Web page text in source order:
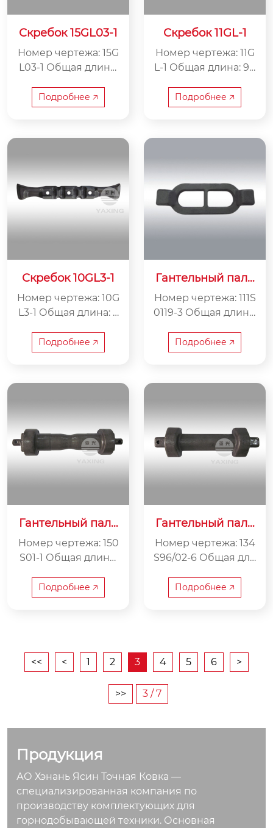
Скребок 15GL03-1
Номер чертежа: 15G
L03-1 Общая длина:
ширина: 120 мм Вес:
17 кг
Подробнее 🡥
Скребок 11GL-1
Номер чертежа: 11G
L-1 Общая длина: 98
ирина: 220 мм Вес:
45 кг
Подробнее 🡥
Скребок 10GL3-1
Номер чертежа: 10G
L3-1 Общая длина: 9
ширина: 200 мм Ве
с: 48 кг
Подробнее 🡥
Гантельный пале
Номер чертежа: 111S
0119-3 Общая длина:
ширина: 310 мм Вес:
13 кг
Подробнее 🡥
Гантельный пале
Номер чертежа: 150
S01-1 Общая длина:
ширина: 380 мм Ве
с: 19 кг
Подробнее 🡥
Гантельный пале
ц 134S96-02-6
Номер чертежа: 134
S96/02-6 Общая дли
няя ширина: 270 мм
Вес: 19.2 кг
Подробнее 🡥
<< < 1 2 3 4 5 6 >
>> 3 / 7
Продукция
АО Хэнань Ясин Точная Ковка —
специализированная компания по
производству комплектующих для
горнодобывающей техники. Основная